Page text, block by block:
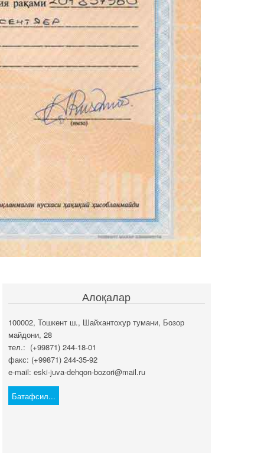
Алоқалар
100002, Тошкент ш., Шайхантохур тумани, Бозор
майдони, 28
тел.: (+99871) 244-18-01
факс: (+99871) 244-35-92
e-mail: eski-juva-dehqon-bozori@mail.ru
Батафсил...